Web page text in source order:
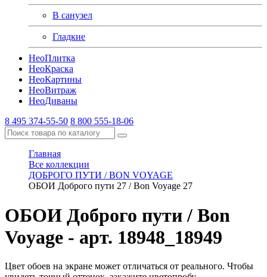
В санузел
Гладкие
НеоПлитка
НеоКраска
НеоКартины
НеоВитраж
НеоДиваны
8 495 374-55-50 8 800 555-18-06
Главная
Все коллекции
ДОБРОГО ПУТИ / BON VOYAGE
ОБОИ Доброго пути 27 / Bon Voyage 27
ОБОИ Доброго пути / Bon
Voyage - арт. 18948_18949
Цвет обоев на экране может отличаться от реального. Чтобы